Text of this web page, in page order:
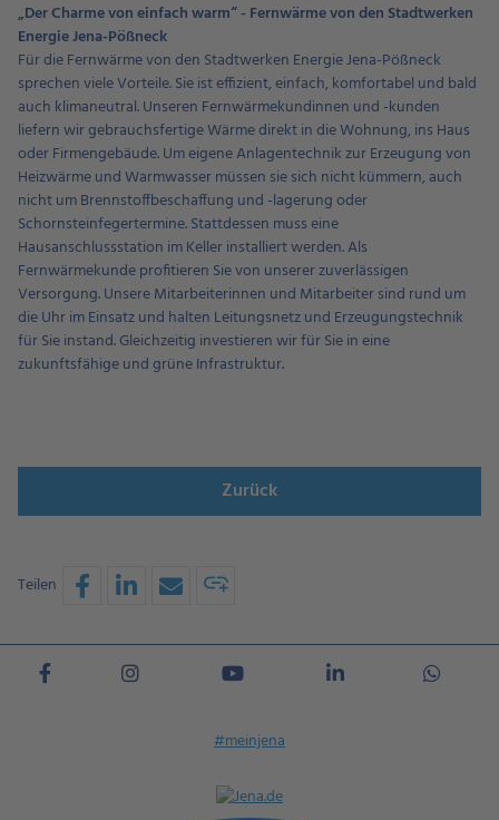
„Der Charme von einfach warm“ - Fernwärme von den Stadtwerken
Energie Jena-Pößneck
Für die Fernwärme von den Stadtwerken Energie Jena-Pößneck
sprechen viele Vorteile. Sie ist effizient, einfach, komfortabel und bald
auch klimaneutral. Unseren Fernwärmekundinnen und -kunden
liefern wir gebrauchsfertige Wärme direkt in die Wohnung, ins Haus
oder Firmengebäude. Um eigene Anlagentechnik zur Erzeugung von
Heizwärme und Warmwasser müssen sie sich nicht kümmern, auch
nicht um Brennstoffbeschaffung und -lagerung oder
Schornsteinfegertermine. Stattdessen muss eine
Hausanschlussstation im Keller installiert werden. Als
Fernwärmekunde profitieren Sie von unserer zuverlässigen
Versorgung. Unsere Mitarbeiterinnen und Mitarbeiter sind rund um
die Uhr im Einsatz und halten Leitungsnetz und Erzeugungstechnik
für Sie instand. Gleichzeitig investieren wir für Sie in eine
zukunftsfähige und grüne Infrastruktur.
Zurück
Teilen
#meinjena